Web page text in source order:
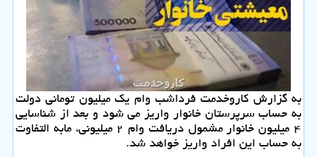
به گزارش كاروخدمت فرداشب وام یك میلیون تومانی دولت
به حساب سرپرستان خانوار واریز می شود و بعد از شناسایی
۴ میلیون خانوار مشمول دریافت وام ۲ میلیونی، مابه التفاوت
به حساب این افراد واریز خواهد شد.